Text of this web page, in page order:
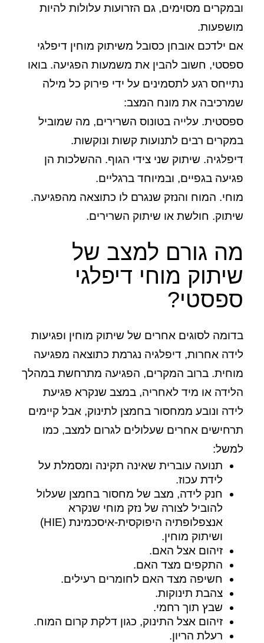
ובמקרים מסוימים, גם הזרועות עלולות להיות
מושפעות.
אם ילדכם אובחן כסובל משיתוק מוחין דיפלגי
ספסטי, חשוב להבין את משמעות הפגיעה. בואו
נתייחס רגע לתסמינים על ידי פירוק כל מילה
שמרכיבה את מונח המצב:
ספסטית. עלייה בטונוס השרירים, מה שמוביל
במקרים רבים לתנועות קשות ונוקשות.
דיפלגיה. שיתוק שני צידי הגוף. ההשלכות הן
פגיעה בגפיים, ובמיוחד ברגליים.
מוחי. המוח והנזק שנגרם לו כתוצאה מהפגיעה.
שיתוק. חולשת או שיתוק השרירים.
מה גורם למצב של
שיתוק מוחי דיפלגי
ספסטי?
בדומה לסוגים אחרים של שיתוק מוחין ופגיעות
לידה אחרות, דיפלגיה נגרמת כתוצאה מפגיעה
מוחית. ברוב המקרים, הפגיעה מתרחשת במהלך
הלידה או מיד לאחריה, במצב שנקרא פגיעת
לידה ונובע ממחסור בחמצן לתינוק, אבל קיימים
תרחישים אחרים שעלולים לגרום למצב, כמו
למשל:
תנועה עוברית שאינה תקינה ומסמלת על
לידת עכוז.
חנק לידה, מצב של מחסור בחמצן שעלול
להוביל לצורה של נזק מוחי שנקרא
אנצפלופתיה היפוקסית-איסכמינת (HIE)
ושיתוק מוחין.
זיהום אצל האם.
התקפים מצד האם.
חשיפה מצד האם לחומרים רעילים.
צהבת תינוקות.
שבץ תוך רחמי.
זיהום אצל התינוק, כגון דלקת קרום המוח.
רעלת הריון.